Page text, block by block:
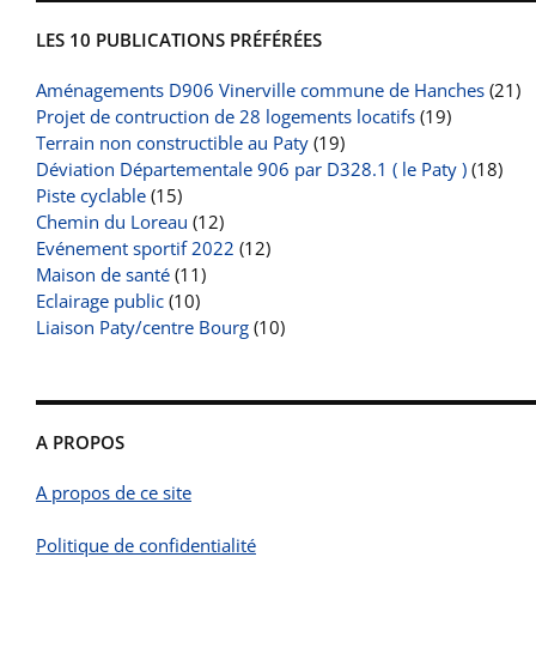
LES 10 PUBLICATIONS PRÉFÉRÉES
Aménagements D906 Vinerville commune de Hanches (21)
Projet de contruction de 28 logements locatifs (19)
Terrain non constructible au Paty (19)
Déviation Départementale 906 par D328.1 ( le Paty ) (18)
Piste cyclable (15)
Chemin du Loreau (12)
Evénement sportif 2022 (12)
Maison de santé (11)
Eclairage public (10)
Liaison Paty/centre Bourg (10)
A PROPOS
A propos de ce site
Politique de confidentialité